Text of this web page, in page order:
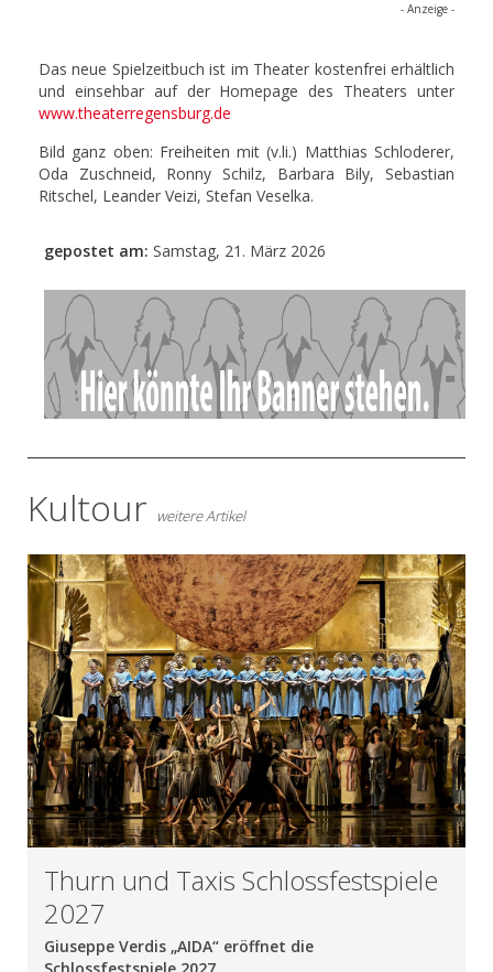
- Anzeige -
Das neue Spielzeitbuch ist im Theater kostenfrei erhältlich
und einsehbar auf der Homepage des Theaters unter
www.theaterregensburg.de
Bild ganz oben: Freiheiten mit (v.li.) Matthias Schloderer,
Oda Zuschneid, Ronny Schilz, Barbara Bily, Sebastian
Ritschel, Leander Veizi, Stefan Veselka.
gepostet am: Samstag, 21. März 2026
- Anzeige -
Kultour weitere Artikel
Thurn und Taxis Schlossfestspiele
2027
Giuseppe Verdis „AIDA“ eröffnet die
Schlossfestspiele 2027